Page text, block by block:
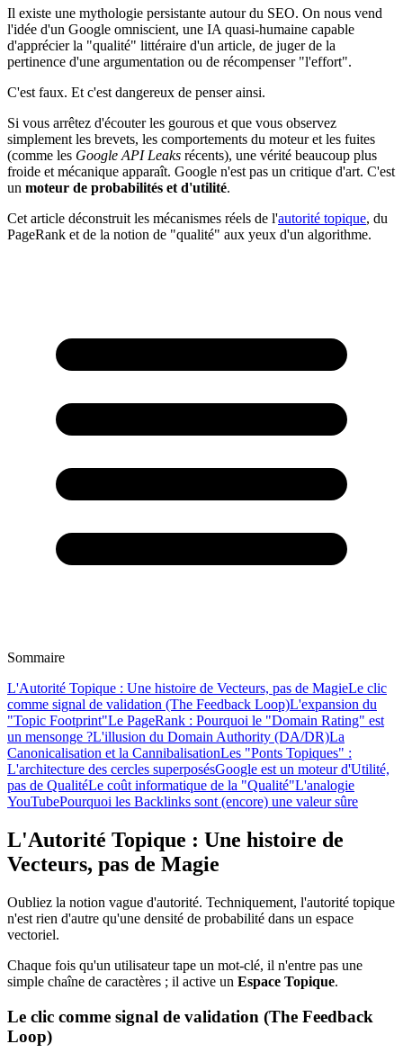
Il existe une mythologie persistante autour du SEO. On nous vend
l'idée d'un Google omniscient, une IA quasi-humaine capable
d'apprécier la "qualité" littéraire d'un article, de juger de la
pertinence d'une argumentation ou de récompenser "l'effort".
C'est faux. Et c'est dangereux de penser ainsi.
Si vous arrêtez d'écouter les gourous et que vous observez
simplement les brevets, les comportements du moteur et les fuites
(comme les Google API Leaks récents), une vérité beaucoup plus
froide et mécanique apparaît. Google n'est pas un critique d'art. C'est
un moteur de probabilités et d'utilité.
Cet article déconstruit les mécanismes réels de l'autorité topique, du
PageRank et de la notion de "qualité" aux yeux d'un algorithme.
Sommaire
L'Autorité Topique : Une histoire de Vecteurs, pas de MagieLe clic
comme signal de validation (The Feedback Loop)L'expansion du
"Topic Footprint"Le PageRank : Pourquoi le "Domain Rating" est
un mensonge ?L'illusion du Domain Authority (DA/DR)La
Canonicalisation et la CannibalisationLes "Ponts Topiques" :
L'architecture des cercles superposésGoogle est un moteur d'Utilité,
pas de QualitéLe coût informatique de la "Qualité"L'analogie
YouTubePourquoi les Backlinks sont (encore) une valeur sûre
L'Autorité Topique : Une histoire de
Vecteurs, pas de Magie
Oubliez la notion vague d'autorité. Techniquement, l'autorité topique
n'est rien d'autre qu'une densité de probabilité dans un espace
vectoriel.
Chaque fois qu'un utilisateur tape un mot-clé, il n'entre pas une
simple chaîne de caractères ; il active un Espace Topique.
Le clic comme signal de validation (The Feedback
Loop)